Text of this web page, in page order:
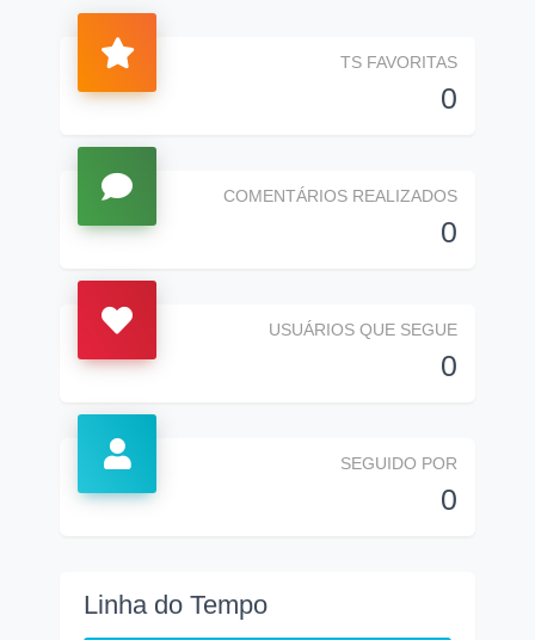
TS FAVORITAS
0
COMENTÁRIOS REALIZADOS
0
USUÁRIOS QUE SEGUE
0
SEGUIDO POR
0
Linha do Tempo